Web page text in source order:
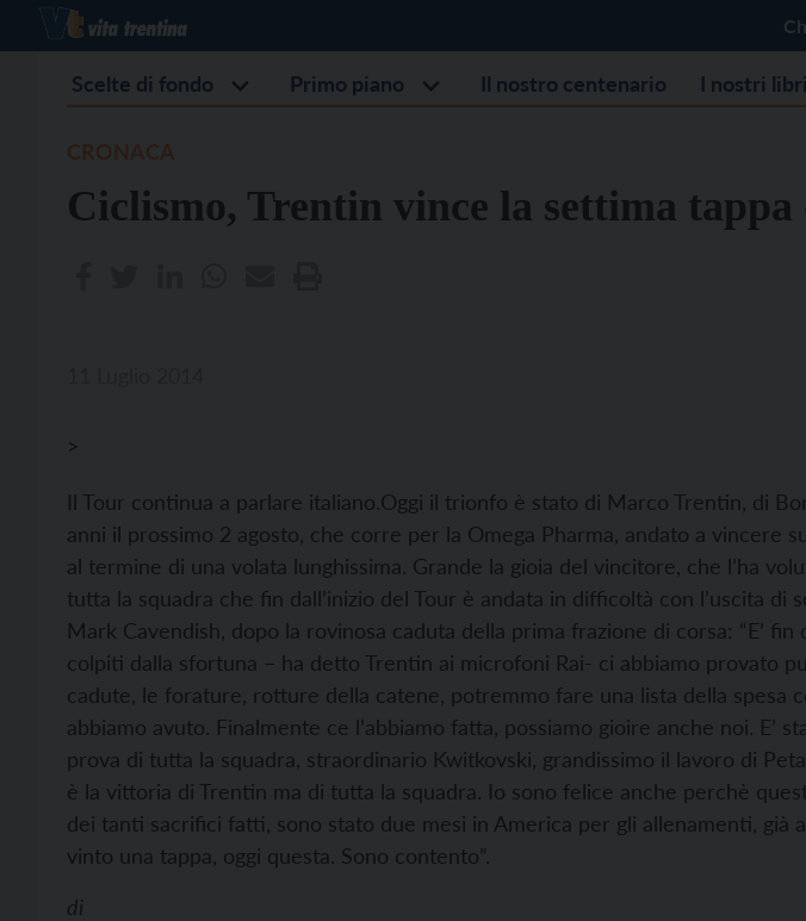
Scelte di fondo Primo piano Il nostro centenario I nostri libri
Ciclismo, Trentin vince la settima tappa
>
Il Tour continua a parlare italiano.Oggi il trionfo è stato di Marco Trentin, di
anni il prossimo 2 agosto, che corre per la Omega Pharma, andato a vincere
al termine di una volata lunghissima. Grande la gioia del vincitore, che l’ha
tutta la squadra che fin dall’inizio del Tour è andata in difficoltà con l’uscita di
Mark Cavendish, dopo la rovinosa caduta della prima frazione di corsa: “E’ fin
colpiti dalla sfortuna – ha detto Trentin ai microfoni Rai- ci abbiamo provato
cadute, le forature, rotture della catene, potremmo fare una lista della spesa
abbiamo avuto. Finalmente ce l’abbiamo fatta, possiamo gioire anche noi. E’
prova di tutta la squadra, straordinario Kwitkovski, grandissimo il lavoro di
è la vittoria di Trentin ma di tutta la squadra. Io sono felice anche perchè
dei tanti sacrifici fatti, sono stato due mesi in America per gli allenamenti, già
vinto una tappa, oggi questa. Sono contento”.
di